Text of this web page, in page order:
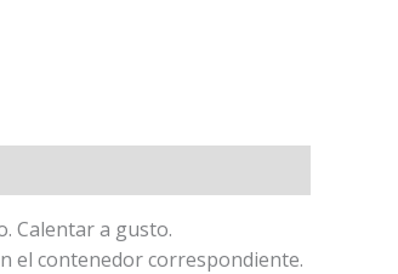
Calentar a gusto.
el contenedor correspondiente.